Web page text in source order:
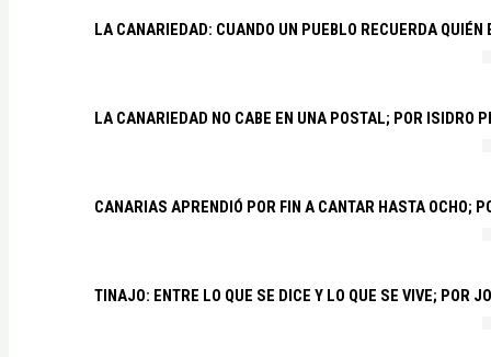
LA CANARIEDAD: CUANDO UN PUEBLO RECUERDA QUIÉN
LA CANARIEDAD NO CABE EN UNA POSTAL; POR ISIDRO
CANARIAS APRENDIÓ POR FIN A CANTAR HASTA OCHO;
TINAJO: ENTRE LO QUE SE DICE Y LO QUE SE VIVE; POR